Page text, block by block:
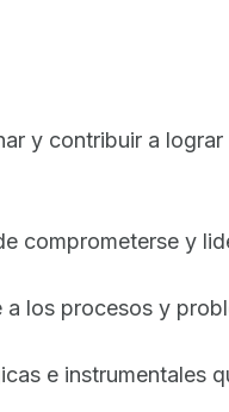
y contribuir a
comprometerse y
los procesos y
e instrumentales